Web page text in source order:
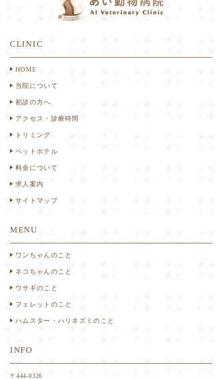
CLINIC
HOME
当院について
初診の方へ
アクセス・診療時間
トリミング
ペットホテル
料金について
求人案内
サイトマップ
MENU
ワンちゃんのこと
ネコちゃんのこと
ウサギのこと
フェレットのこと
ハムスター・ハリネズミのこと
INFO
〒444-0326